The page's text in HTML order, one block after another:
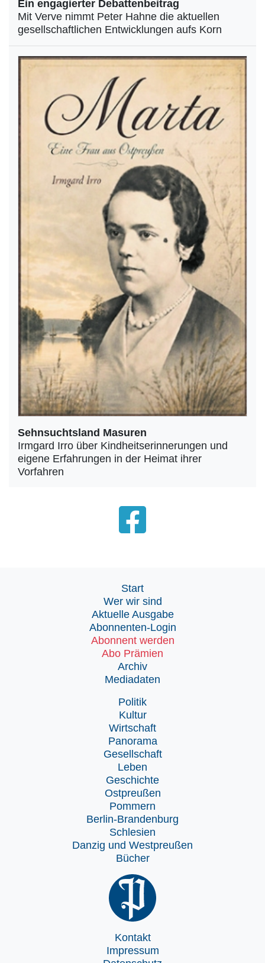
Ein engagierter Debattenbeitrag
Mit Verve nimmt Peter Hahne die aktuellen
gesellschaftlichen Entwicklungen aufs Korn
Sehnsuchtsland Masuren
Irmgard Irro über Kindheitserinnerungen und
eigene Erfahrungen in der Heimat ihrer
Vorfahren
Start
Wer wir sind
Aktuelle Ausgabe
Abonnenten-Login
Abonnent werden
Abo Prämien
Archiv
Mediadaten
Politik
Kultur
Wirtschaft
Panorama
Gesellschaft
Leben
Geschichte
Ostpreußen
Pommern
Berlin-Brandenburg
Schlesien
Danzig und Westpreußen
Bücher
Kontakt
Impressum